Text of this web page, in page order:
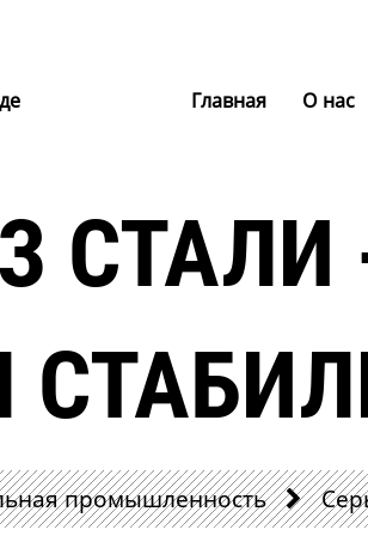
Главная О нас
СТАЛИ
промышленность